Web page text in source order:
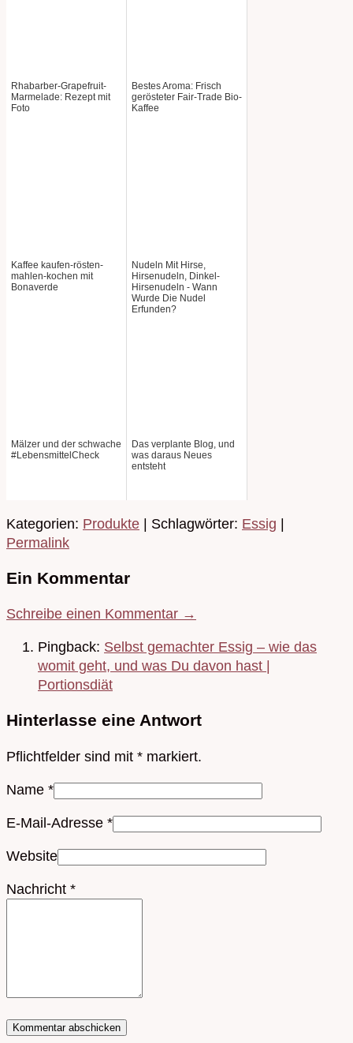
Rhabarber-Grapefruit-
Marmelade: Rezept mit
Foto
Bestes Aroma: Frisch
gerösteter Fair-Trade Bio-
Kaffee
Kaffee kaufen-rösten-
mahlen-kochen mit
Bonaverde
Nudeln Mit Hirse,
Hirsenudeln, Dinkel-
Hirsenudeln - Wann
Wurde Die Nudel
Erfunden?
Mälzer und der schwache
#LebensmittelCheck
Das verplante Blog, und
was daraus Neues
entsteht
Kategorien: Produkte | Schlagwörter: Essig |
Permalink
Ein Kommentar
Schreibe einen Kommentar →
Pingback: Selbst gemachter Essig – wie das
womit geht, und was Du davon hast |
Portionsdiät
Hinterlasse eine Antwort
Pflichtfelder sind mit * markiert.
Name *
E-Mail-Adresse *
Website
Nachricht *